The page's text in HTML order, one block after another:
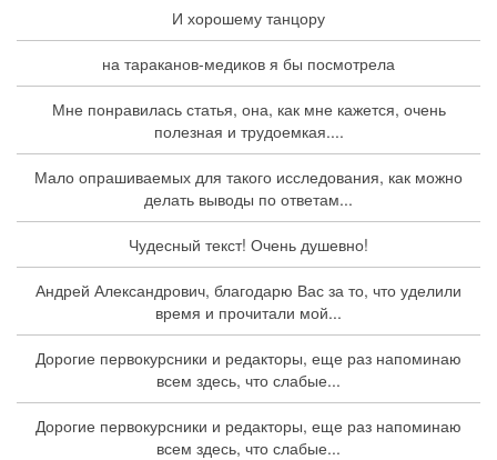
И хорошему танцору
на тараканов-медиков я бы посмотрела
Мне понравилась статья, она, как мне кажется, очень
полезная и трудоемкая....
Мало опрашиваемых для такого исследования, как можно
делать выводы по ответам...
Чудесный текст! Очень душевно!
Андрей Александрович, благодарю Вас за то, что уделили
время и прочитали мой...
Дорогие первокурсники и редакторы, еще раз напоминаю
всем здесь, что слабые...
Дорогие первокурсники и редакторы, еще раз напоминаю
всем здесь, что слабые...